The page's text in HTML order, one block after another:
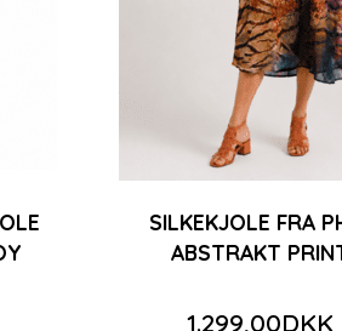
SILKEKJOLE FRA
ABSTRAKT
1.299,00DKK